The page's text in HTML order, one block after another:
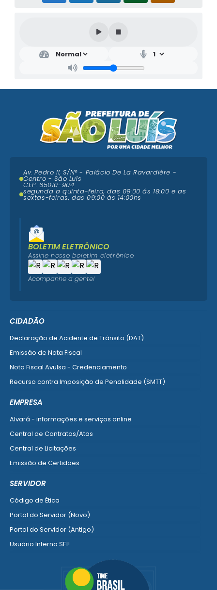
CIDADÃO
Declaração de Acidente de Trânsito (DAT)
Emissão de Nota Fiscal
Nota Fiscal Avulsa - Credenciamento
Recurso contra Imposição de Penalidade (SMTT)
EMPRESA
Alvará - informações e serviços online
Central de Contratos/Atas
Central de Licitações
Emissão de Certidões
SERVIDOR
Código de Ética
Portal do Servidor (Novo)
Portal do Servidor (Antigo)
Usuário Interno SEI!
Portal do Segurado
Av. Pedro II, S/N° - Palácio De La Ravardière -
Centro - São Luís
CEP: 65010-904
segunda a quinta-feira, das 09:00 ás 18:00 e as
sextas-feiras, das 09:00 às 14:00hs
BOLETIM ELETRÔNICO
Assine nosso boletim eletrônico
Acompanhe a gente!